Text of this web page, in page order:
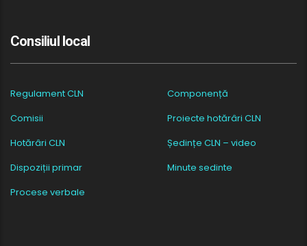
Consiliul local
Regulament CLN
Componență
Comisii
Proiecte hotărâri CLN
Hotărâri CLN
Ședințe CLN – video
Dispoziții primar
Minute sedinte
Procese verbale